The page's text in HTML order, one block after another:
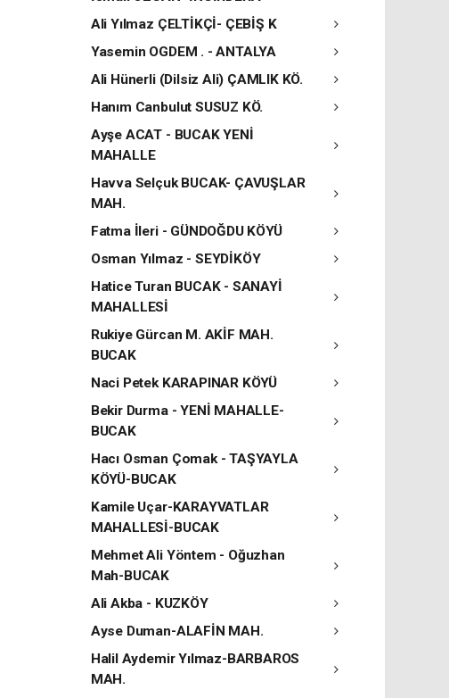
Ali Yılmaz ÇELTİKÇİ- ÇEBİŞ K
Yasemin OGDEM . - ANTALYA
Ali Hünerli (Dilsiz Ali) ÇAMLIK KÖ.
Hanım Canbulut SUSUZ KÖ.
Ayşe ACAT - BUCAK YENİ
MAHALLE
Havva Selçuk BUCAK- ÇAVUŞLAR
MAH.
Fatma İleri - GÜNDOĞDU KÖYÜ
Osman Yılmaz - SEYDİKÖY
Hatice Turan BUCAK - SANAYİ
MAHALLESİ
Rukiye Gürcan M. AKİF MAH.
BUCAK
Naci Petek KARAPINAR KÖYÜ
Bekir Durma - YENİ MAHALLE-
BUCAK
Hacı Osman Çomak - TAŞYAYLA
KÖYÜ-BUCAK
Kamile Uçar-KARAYVATLAR
MAHALLESİ-BUCAK
Mehmet Ali Yöntem - Oğuzhan
Mah-BUCAK
Ali Akba - KUZKÖY
Ayse Duman-ALAFİN MAH.
Halil Aydemir Yılmaz-BARBAROS
MAH.